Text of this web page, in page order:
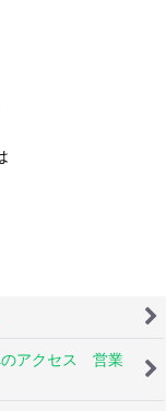
のアクセス 営業